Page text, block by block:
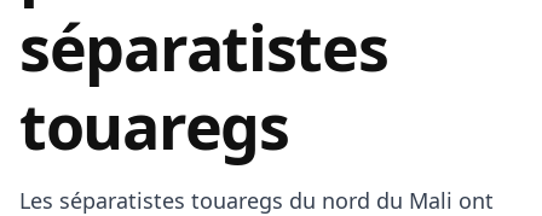
séparatistes
touaregs
Les séparatistes touaregs du nord du Mali ont